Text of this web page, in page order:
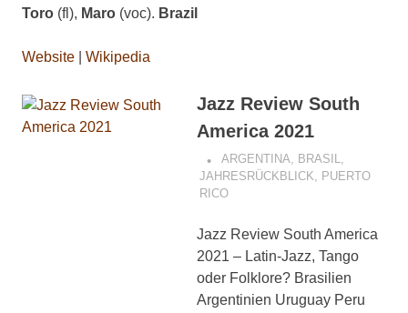
Toro (fl), Maro (voc). Brazil
Website Wikipedia
Jazz Review South
America 2021
ARGENTINA, BRASIL,
JAHRESRÜCKBLICK, PUERTO
RICO
Jazz Review South America
2021 – Latin-Jazz, Tango
oder Folklore? Brasilien
Argentinien Uruguay Peru